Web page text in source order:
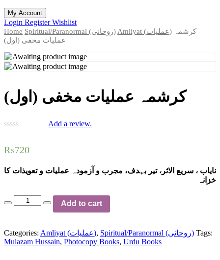
My Account
Login RegisterWishlist
Home Spiritual/Paranormal (روحانی) Amliyat (عملیات)
کرشمہ
عملیات مخفی (اول)
کرشمہ عملیات مخفی (اول)
Add a review.
₨720
نایاب ، سریع الاثر، تیر بہدف، مجرب و آزمودہ عملیات و تعویذات کا
خزانہ
کرشمہ
quantity
Add to cart
Categories: Amliyat (عملیات), Spiritual/Paranormal (روحانی) Tags:
Mulazam Hussain, Photocopy Books, Urdu Books